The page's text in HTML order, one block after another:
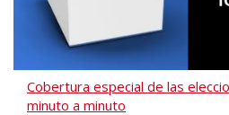
Cobertura especial de las
minuto a minuto